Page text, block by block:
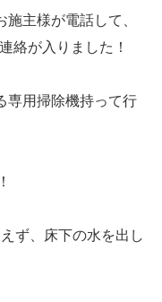
主様が電話して、
絡が入りました！
専用掃除機持って行
ず、床下の水を出し